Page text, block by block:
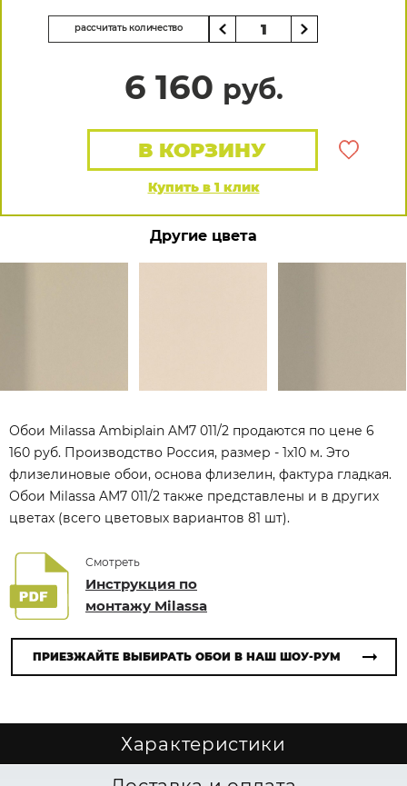
рассчитать количество
6 160 руб.
Купить в 1 клик
В КОРЗИНУ
Другие цвета
Обои Milassa Ambiplain AM7 011/2 продаются по цене 6
160 руб. Производство Россия, размер - 1x10 м. Это
флизелиновые обои, основа флизелин, фактура гладкая.
Обои Milassa AM7 011/2 также представлены и в других
цветах (всего цветовых вариантов 81 шт).
Смотреть
Инструкция по
монтажу Milassa
ПРИЕЗЖАЙТЕ ВЫБИРАТЬ ОБОИ В НАШ ШОУ-РУМ
Характеристики